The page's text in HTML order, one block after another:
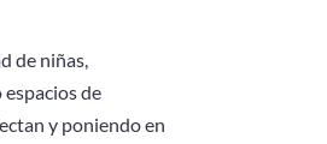
de niñas,
de
y poniendo en